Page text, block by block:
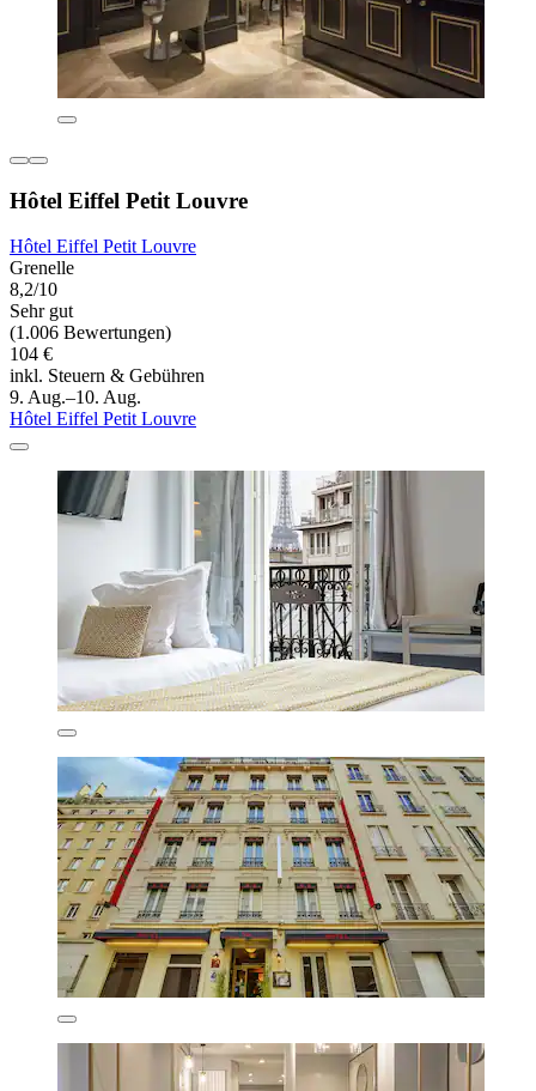
Hôtel Eiffel Petit Louvre
Hôtel Eiffel Petit Louvre
Grenelle
8,2/10
Sehr gut
(1.006 Bewertungen)
104 €
inkl. Steuern & Gebühren
9. Aug.–10. Aug.
Hôtel Eiffel Petit Louvre